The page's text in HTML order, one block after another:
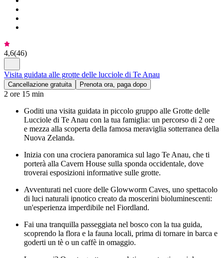
4,6(46)
Visita guidata alle grotte delle lucciole di Te Anau
Cancellazione gratuita Prenota ora, paga dopo
2 ore 15 min
Goditi una visita guidata in piccolo gruppo alle Grotte delle
Lucciole di Te Anau con la tua famiglia: un percorso di 2 ore
e mezza alla scoperta della famosa meraviglia sotterranea della
Nuova Zelanda.
Inizia con una crociera panoramica sul lago Te Anau, che ti
porterà alla Cavern House sulla sponda occidentale, dove
troverai esposizioni informative sulle grotte.
Avventurati nel cuore delle Glowworm Caves, uno spettacolo
di luci naturali ipnotico creato da moscerini bioluminescenti:
un'esperienza imperdibile nel Fiordland.
Fai una tranquilla passeggiata nel bosco con la tua guida,
scoprendo la flora e la fauna locali, prima di tornare in barca e
goderti un tè o un caffè in omaggio.